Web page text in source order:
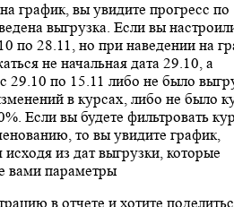
график, вы увидите прогресс по
выгрузка. Если вы
по 28.11, но при наведении на
не начальная дата 29.10, а
29.10 по 15.11 либо не было
в курсах, либо не было
Если вы будете фильтровать
то вы увидите график,
исходя из дат выгрузки, которые
вами параметры
в отчете и хотите